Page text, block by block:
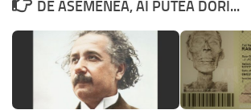
DE ASEMENEA, AI PUTEA DORI...